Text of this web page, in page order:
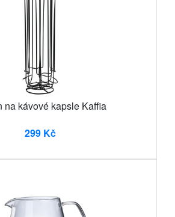
na kávové kapsle Kaffia
299 Kč